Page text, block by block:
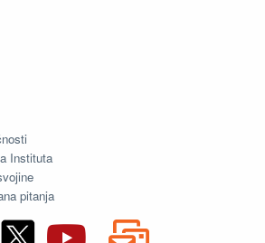
Instituta
pitanja